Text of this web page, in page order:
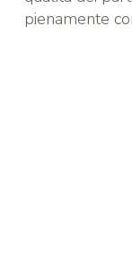
pienamente